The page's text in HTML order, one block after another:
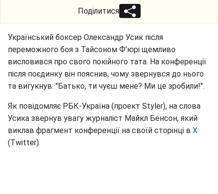
Поділитися
Український боксер Олександр Усик після
переможного боя з Тайсоном Ф'юрі щемливо
висловився про свого покійного тата. На конференції
після поєдинку він пояснив, чому звернувся до нього
та вигукнув: "Батько, ти чуєш мене? Ми це зробили!".
Як повідомляє РБК-Україна (проект Styler), на слова
Усика звернув увагу журналіст Майкл Бенсон, який
виклав фрагмент конференції на своїй сторінці в X
(Twitter).